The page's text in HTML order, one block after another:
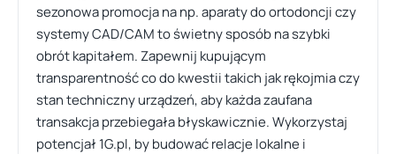
sezonowa promocja na np. aparaty do ortodoncji czy
systemy CAD/CAM to świetny sposób na szybki
obrót kapitałem. Zapewnij kupującym
transparentność co do kwestii takich jak rękojmia czy
stan techniczny urządzeń, aby każda zaufana
transakcja przebiegała błyskawicznie. Wykorzystaj
potencjał 1G.pl, by budować relacje lokalne i